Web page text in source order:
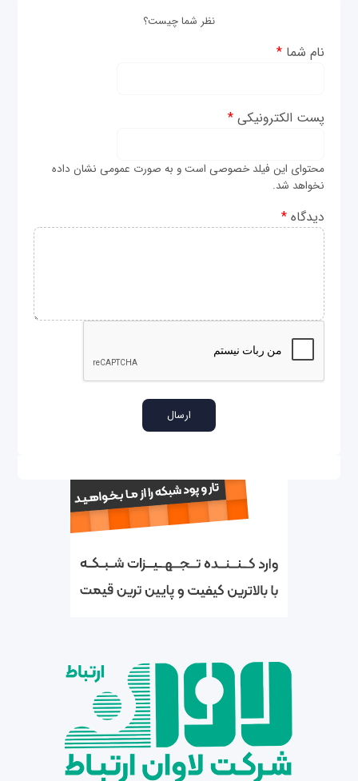
نظر شما چیست؟
نام شما*
پست الکترونیکی*
محتوای این فیلد خصوصی است و به صورت عمومی نشان داده
نخواهد شد.
دیدگاه*